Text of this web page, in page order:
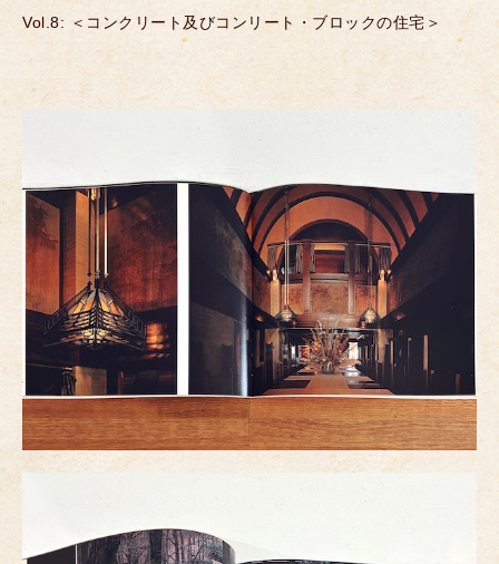
Vol.8: ＜コンクリート及びコンリート・ブロックの住宅＞